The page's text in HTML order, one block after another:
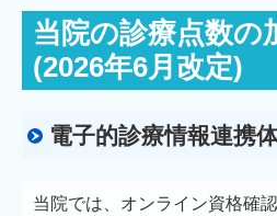
当院の診療点数の
(2026年6月改定)
電子的診療情報連携
当院では、オンライン資格確